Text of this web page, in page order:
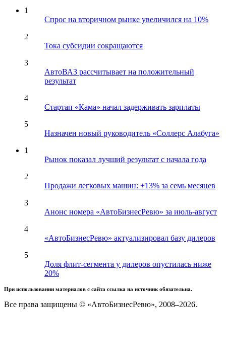
1
Спрос на вторичном рынке увеличился на 10%
2
Тока субсидии сокращаются
3
АвтоВАЗ рассчитывает на положительный
результат
4
Стартап «Кама» начал задерживать зарплаты
5
Назначен новый руководитель «Соллерс Алабуга»
1
Рынок показал лучший результат с начала года
2
Продажи легковых машин: +13% за семь месяцев
3
Анонс номера «АвтоБизнесРевю» за июль-август
4
«АвтоБизнесРевю» актуализировал базу дилеров
5
Доля флит-сегмента у дилеров опустилась ниже
20%
При использовании материалов с сайта ссылка на источник обязательна.
Все права защищены © «АвтоБизнесРевю», 2008–2026.